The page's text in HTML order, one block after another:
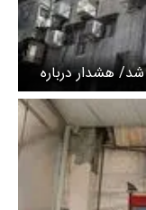
شد/ هشدار درباره